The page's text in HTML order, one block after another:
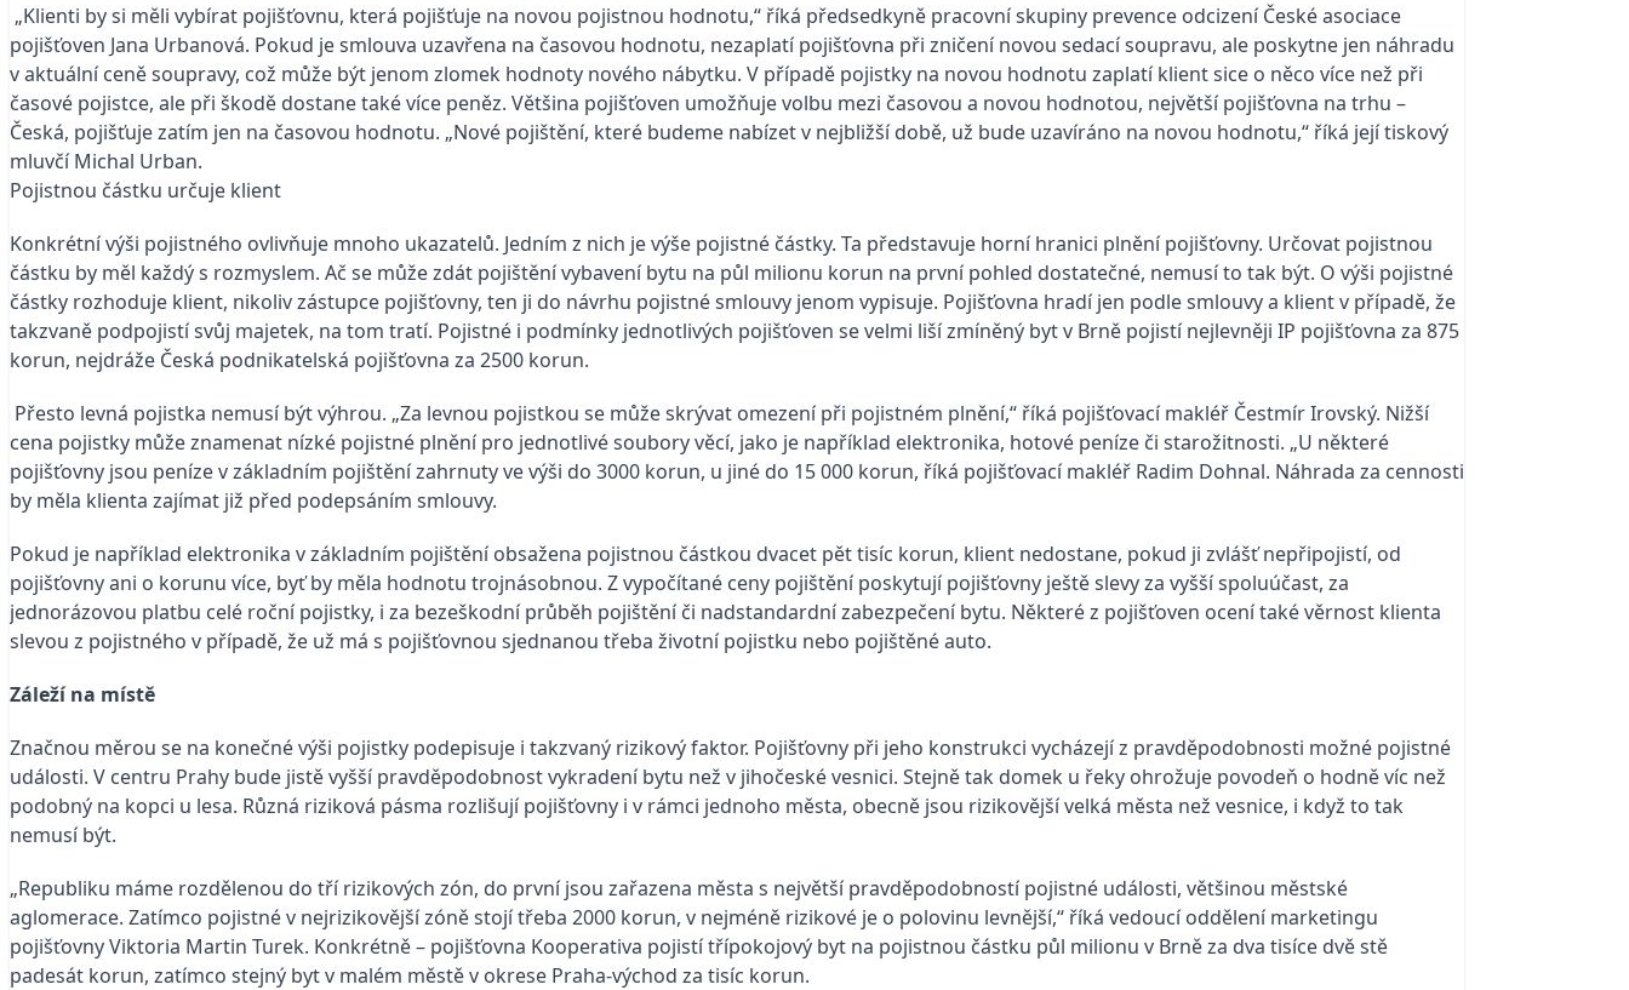
„Klienti by si měli vybírat pojišťovnu, která pojišťuje na novou pojistnou hodnotu,“ říká předsedkyně pracovní skupiny prevence odcizení České asociace
pojišťoven Jana Urbanová. Pokud je smlouva uzavřena na časovou hodnotu, nezaplatí pojišťovna při zničení novou sedací soupravu, ale poskytne jen náhradu
v aktuální ceně soupravy, což může být jenom zlomek hodnoty nového nábytku. V případě pojistky na novou hodnotu zaplatí klient sice o něco více než při
časové pojistce, ale při škodě dostane také více peněz. Většina pojišťoven umožňuje volbu mezi časovou a novou hodnotou, největší pojišťovna na trhu –
Česká, pojišťuje zatím jen na časovou hodnotu. „Nové pojištění, které budeme nabízet v nejbližší době, už bude uzavíráno na novou hodnotu,“ říká její tiskový
mluvčí Michal Urban.
Pojistnou částku určuje klient
Konkrétní výši pojistného ovlivňuje mnoho ukazatelů. Jedním z nich je výše pojistné částky. Ta představuje horní hranici plnění pojišťovny. Určovat pojistnou
částku by měl každý s rozmyslem. Ač se může zdát pojištění vybavení bytu na půl milionu korun na první pohled dostatečné, nemusí to tak být. O výši pojistné
částky rozhoduje klient, nikoliv zástupce pojišťovny, ten ji do návrhu pojistné smlouvy jenom vypisuje. Pojišťovna hradí jen podle smlouvy a klient v případě, že
takzvaně podpojistí svůj majetek, na tom tratí. Pojistné i podmínky jednotlivých pojišťoven se velmi liší zmíněný byt v Brně pojistí nejlevněji IP pojišťovna za 875
korun, nejdráže Česká podnikatelská pojišťovna za 2500 korun.
Přesto levná pojistka nemusí být výhrou. „Za levnou pojistkou se může skrývat omezení při pojistném plnění,“ říká pojišťovací makléř Čestmír Irovský. Nižší
cena pojistky může znamenat nízké pojistné plnění pro jednotlivé soubory věcí, jako je například elektronika, hotové peníze či starožitnosti. „U některé
pojišťovny jsou peníze v základním pojištění zahrnuty ve výši do 3000 korun, u jiné do 15 000 korun, říká pojišťovací makléř Radim Dohnal. Náhrada za cennosti
by měla klienta zajímat již před podepsáním smlouvy.
Pokud je například elektronika v základním pojištění obsažena pojistnou částkou dvacet pět tisíc korun, klient nedostane, pokud ji zvlášť nepřipojistí, od
pojišťovny ani o korunu více, byť by měla hodnotu trojnásobnou. Z vypočítané ceny pojištění poskytují pojišťovny ještě slevy za vyšší spoluúčast, za
jednorázovou platbu celé roční pojistky, i za bezeškodní průběh pojištění či nadstandardní zabezpečení bytu. Některé z pojišťoven ocení také věrnost klienta
slevou z pojistného v případě, že už má s pojišťovnou sjednanou třeba životní pojistku nebo pojištěné auto.
Záleží na místě
Značnou měrou se na konečné výši pojistky podepisuje i takzvaný rizikový faktor. Pojišťovny při jeho konstrukci vycházejí z pravděpodobnosti možné pojistné
události. V centru Prahy bude jistě vyšší pravděpodobnost vykradení bytu než v jihočeské vesnici. Stejně tak domek u řeky ohrožuje povodeň o hodně víc než
podobný na kopci u lesa. Různá riziková pásma rozlišují pojišťovny i v rámci jednoho města, obecně jsou rizikovější velká města než vesnice, i když to tak
nemusí být.
„Republiku máme rozdělenou do tří rizikových zón, do první jsou zařazena města s největší pravděpodobností pojistné události, většinou městské
aglomerace. Zatímco pojistné v nejrizikovější zóně stojí třeba 2000 korun, v nejméně rizikové je o polovinu levnější,“ říká vedoucí oddělení marketingu
pojišťovny Viktoria Martin Turek. Konkrétně – pojišťovna Kooperativa pojistí třípokojový byt na pojistnou částku půl milionu v Brně za dva tisíce dvě stě
padesát korun, zatímco stejný byt v malém městě v okrese Praha-východ za tisíc korun.